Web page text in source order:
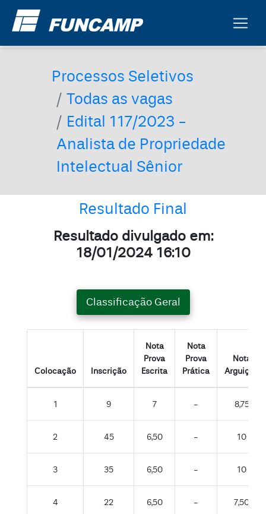
Processos Seletivos
Todas as vagas
Edital 117/2023 -
Analista de Propriedade
Intelectual Sênior
Resultado Final
Resultado divulgado em:
18/01/2024 16:10
Classificação Geral
Colocação Inscrição
Nota
Prova
Escrita
Nota
Prova
Prática
Nota
Arguição
1 9 7 - 8,75
2 45 6,50 - 10
3 35 6,50 - 10
4 22 6,50 - 7,50